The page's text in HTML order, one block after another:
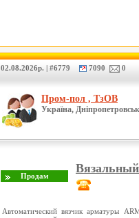
02.08.2026р. | #6779 7090 0
Пром-пол , ТзОВ
Україна,
Автоматический вязчик арматуры